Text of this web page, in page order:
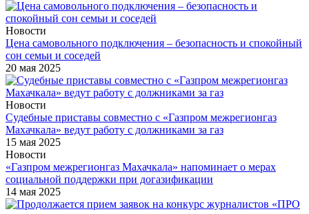
Новости
Цена самовольного подключения – безопасность и спокойный
сон семьи и соседей
20 мая 2025
Новости
Судебные приставы совместно с «Газпром межрегионгаз
Махачкала» ведут работу с должниками за газ
15 мая 2025
Новости
«Газпром межрегионгаз Махачкала» напоминает о мерах
социальной поддержки при догазификации
14 мая 2025